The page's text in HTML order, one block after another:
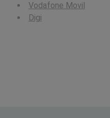
Vodafone Movil
Digi